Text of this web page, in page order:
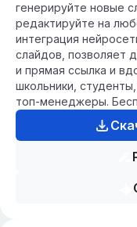
генерируйте новые
редактируйте на
интеграция
слайдов, позволяет
и прямая ссылка и
школьники,
топ-менеджеры.